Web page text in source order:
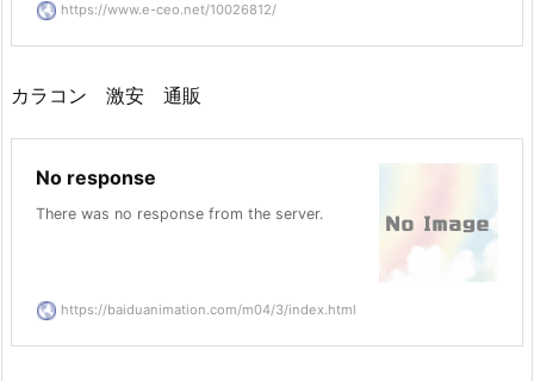
https://www.e-ceo.net/10026812/
カラコン 激安 通販
No response
There was no response from the server.
https://baiduanimation.com/m04/3/index.html